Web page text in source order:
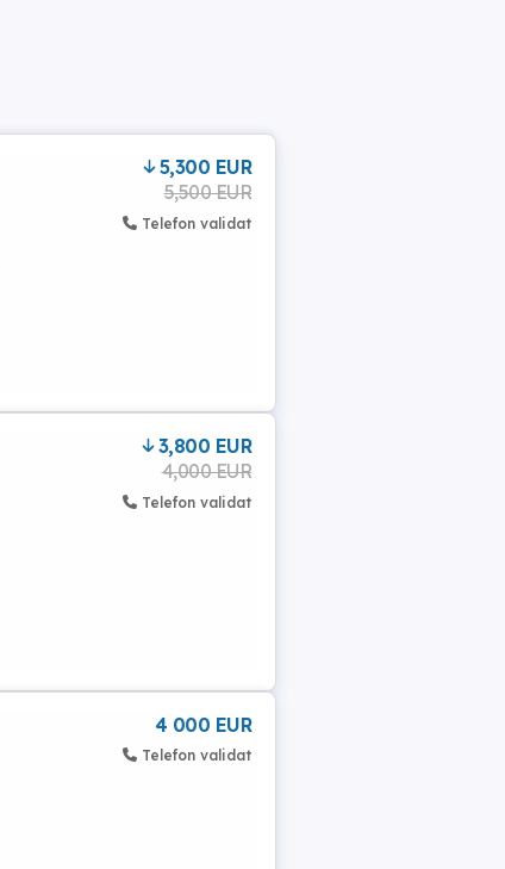
5,300 EUR
5,500 EUR
Telefon validat
3,800 EUR
4,000 EUR
Telefon validat
4 000 EUR
Telefon validat